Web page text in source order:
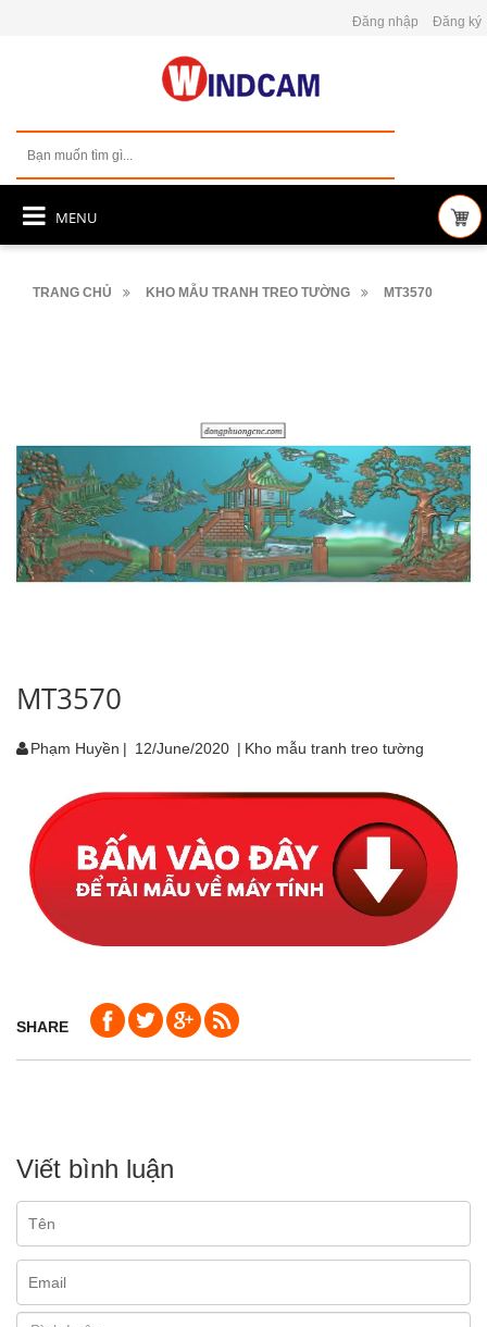
Đăng nhập Đăng ký
MENU
TRANG CHỦ KHO MẪU TRANH TREO TƯỜNG MT3570
MT3570
Phạm Huyền | 12/June/2020 | Kho mẫu tranh treo tường
SHARE
Viết bình luận